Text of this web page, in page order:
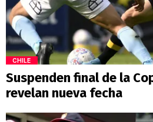
CHILE
Suspenden final de la
revelan nueva fecha